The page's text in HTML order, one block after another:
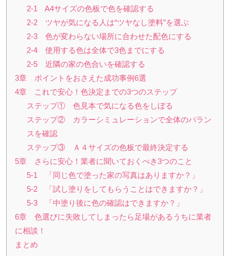
2-1 A4サイズの色板で色を確認する
2-2 ツヤが気になる人は“ツヤなし塗料”を選ぶ
2-3 色が変わらない場所に合わせた配色にする
2-4 使用する色は全体で3色までにする
2-5 近隣の家の色合いを確認する
3章 ポイントをおさえた成功事例6選
4章 これで安心！色決定までの3つのステップ
ステップ① 色見本で気になる色をしぼる
ステップ② カラーシミュレーションで全体のバラン
スを確認
ステップ③ Ａ４サイズの色板で最終決定する
5章 さらに安心！業者に聞いておくべき3つのこと
5-1 「同じ色で塗った家の写真はありますか？」
5-2 「試し塗りをしてもらうことはできますか？」
5-3 「中塗り後に色の確認はできますか？」
6章 色選びに失敗してしまったら足場があるうちに業者
に相談！
まとめ